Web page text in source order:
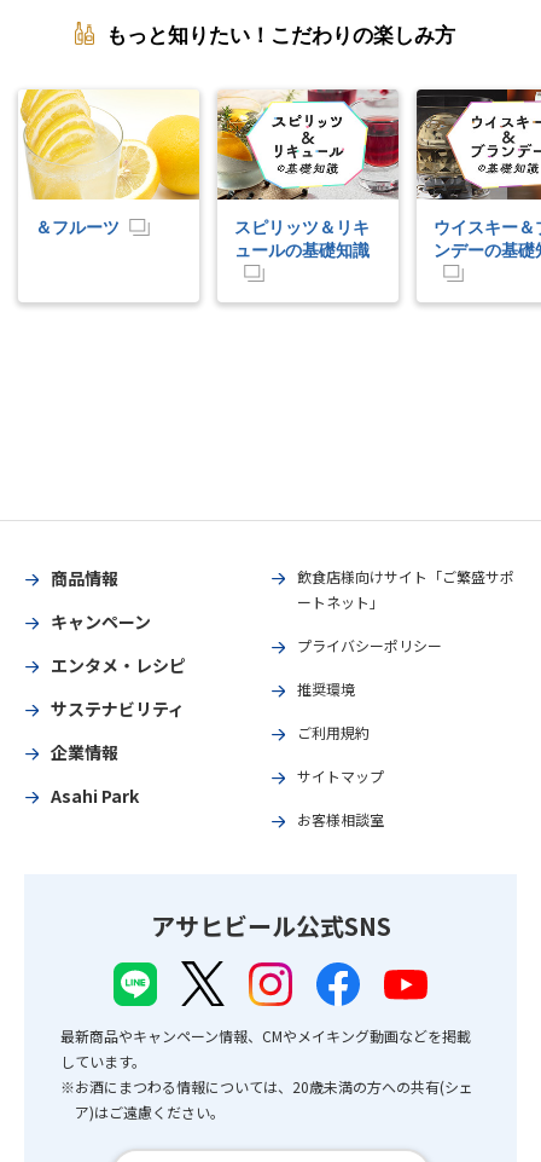
もっと知りたい！こだわりの楽しみ方
＆フルーツ
スピリッツ＆リキ
ュールの基礎知識
ウイスキー＆
ンデーの基礎
商品情報
キャンペーン
エンタメ・レシピ
サステナビリティ
企業情報
Asahi Park
飲食店様向けサイト「ご繁盛サポ
ートネット」
プライバシーポリシー
推奨環境
ご利用規約
サイトマップ
お客様相談室
アサヒビール公式SNS
最新商品やキャンペーン情報、CMやメイキング動画などを掲載
しています。
※お酒にまつわる情報については、20歳未満の方への共有(シェ
ア)はご遠慮ください。